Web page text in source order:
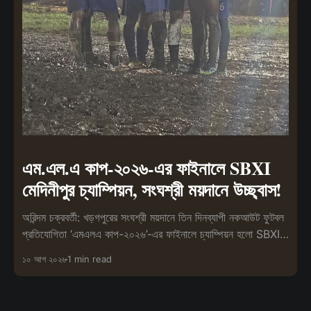
এম.এল.এ কাপ-২০২৬-এর ফাইনালে SBXI
মেদিনীপুর চ্যাম্পিয়ন, সংঘশ্রী ময়দানে উচ্ছ্বাস!
অরিন্দম চক্রবর্তী: খড়গপুরের সংঘশ্রী ময়দানে তিন দিনব্যাপী নকআউট ফুটবল
প্রতিযোগিতা ‘এমএলএ কাপ-২০২৬’-এর ফাইনালে চ্যাম্পিয়ন হলো SBXI
১০ আগ ২০২৬1 min read